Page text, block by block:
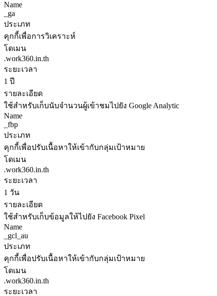
Name
_ga
ประเภท
คุกกี้เพื่อการวิเคราะห์
โดเมน
.work360.in.th
ระยะเวลา
1 ปี
รายละเอียด
ใช้สำหรับเก็บนับจำนวนผู้เข้าชมไปยัง Google Analytic
Name
_fbp
ประเภท
คุกกี้เพื่อปรับเนื้อหาให้เข้ากับกลุ่มเป้าหมาย
โดเมน
.work360.in.th
ระยะเวลา
1 วัน
รายละเอียด
ใช้สำหรับเก็บข้อมูลให้ไปยัง Facebook Pixel
Name
_gcl_au
ประเภท
คุกกี้เพื่อปรับเนื้อหาให้เข้ากับกลุ่มเป้าหมาย
โดเมน
.work360.in.th
ระยะเวลา